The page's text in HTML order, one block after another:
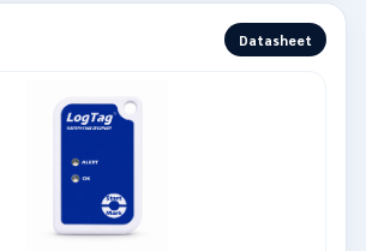
Datasheet